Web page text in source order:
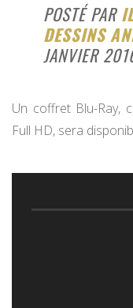
POSTÉ PAR
DESSINS
JANVIER
Un coffret Blu-Ray,
Full HD, sera